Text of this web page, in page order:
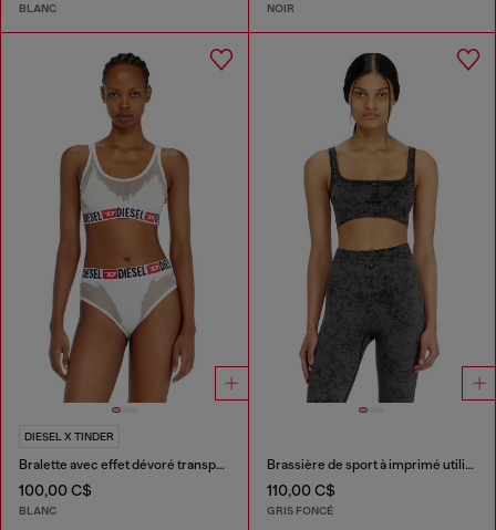
BLANC NOIR
DIESEL X TINDER
Bralette avec effet dévoré transparent
100,00 C$
BLANC
Brassière de sport à imprimé utilitaire
110,00 C$
GRIS FONCÉ